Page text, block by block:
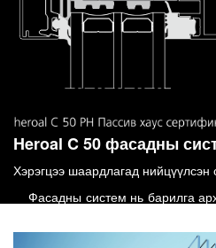
Heroal C 50 фасадны
Хэрэгцээ шаардлагад
Фасадны систем нь барилга
нээж өгсөн билээ.